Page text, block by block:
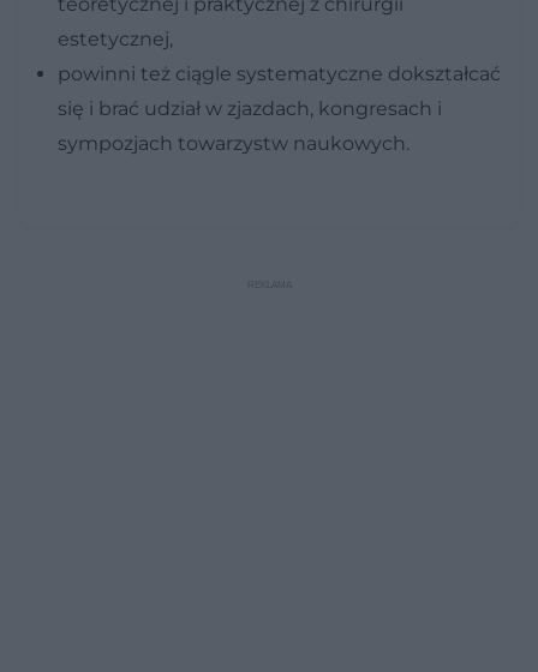
estetycznej,
powinni też ciągle systematyczne dokształcać
się i brać udział w zjazdach, kongresach i
sympozjach towarzystw naukowych.